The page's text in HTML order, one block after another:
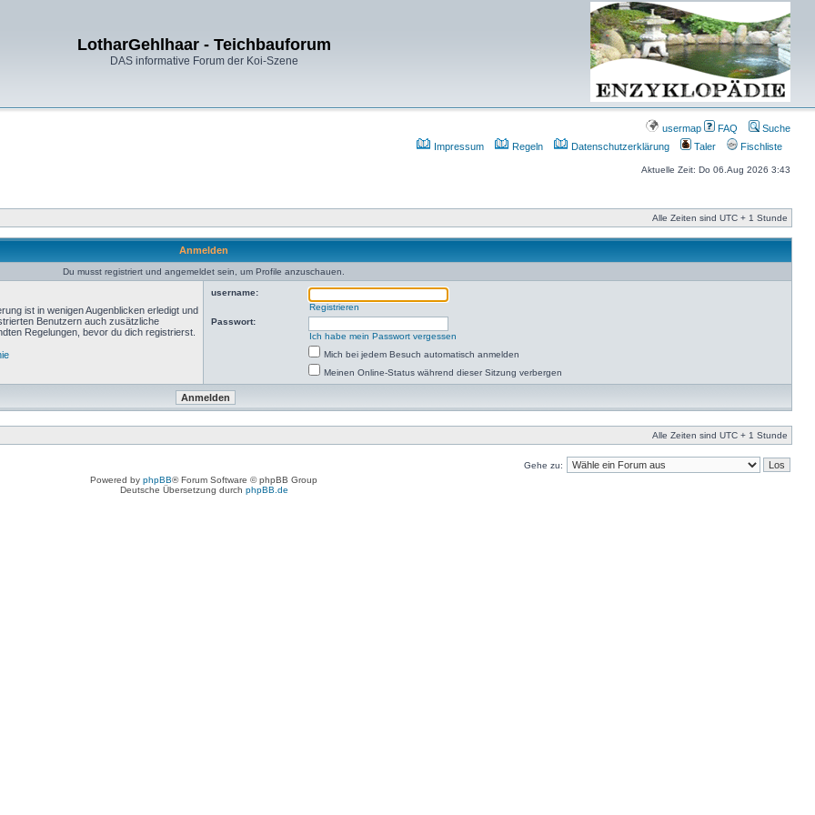
LotharGehlhaar - Teichbauforum
DAS informative Forum der Koi-Szene
usermap FAQ
Suche
Impressum
Regeln Datenschutzerklärung Taler Fischliste
Aktuelle Zeit: Do 06.Aug 2026 3:43
Alle Zeiten sind UTC + 1 Stunde
Anmelden
Du musst registriert und angemeldet sein, um Profile anzuschauen.
ist in wenigen Augenblicken erledigt und
Benutzern auch zusätzliche
Regelungen, bevor du dich registrierst.
username:
Registrieren
Passwort:
Ich habe mein Passwort vergessen
Mich bei jedem Besuch automatisch anmelden
Meinen Online-Status während dieser Sitzung verbergen
Alle Zeiten sind UTC + 1 Stunde
Gehe zu:
Powered by phpBB® Forum Software © phpBB Group
Deutsche Übersetzung durch phpBB.de